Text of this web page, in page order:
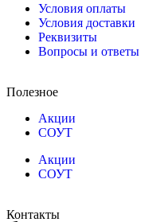
Условия оплаты
Условия доставки
Реквизиты
Вопросы и ответы
Полезное
Акции
СОУТ
Акции
СОУТ
Контакты